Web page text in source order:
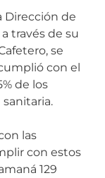
Dirección de
través de su
se
con el
de los
las
con estos
129